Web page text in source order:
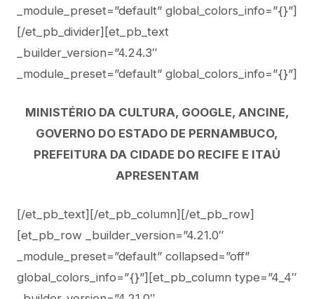
_module_preset=”default” global_colors_info=”{}”]
[/et_pb_divider][et_pb_text
_builder_version=”4.24.3″
_module_preset=”default” global_colors_info=”{}”]
MINISTÉRIO DA CULTURA, GOOGLE, ANCINE,
GOVERNO DO ESTADO DE PERNAMBUCO,
PREFEITURA DA CIDADE DO RECIFE E ITAÚ
APRESENTAM
[/et_pb_text][/et_pb_column][/et_pb_row]
[et_pb_row _builder_version=”4.21.0″
_module_preset=”default” collapsed=”off”
global_colors_info=”{}”][et_pb_column type=”4_4″